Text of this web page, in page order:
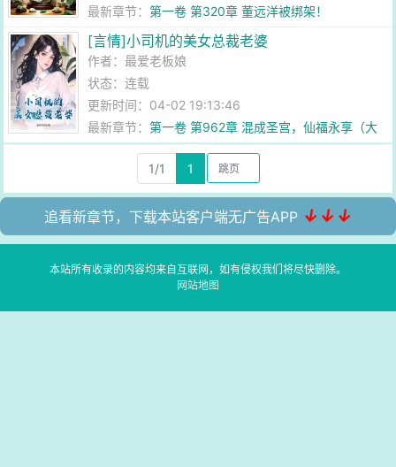
最新章节：第一卷 第320章 董远洋被绑架！
[言情]小司机的美女总裁老婆
作者：最爱老板娘
状态：连载
更新时间：04-02 19:13:46
最新章节：第一卷 第962章 混成圣宫，仙福永享（大
结局）
1/1
1
追看新章节，下载本站客户端无广告APP ↓↓↓
本站所有收录的内容均来自互联网，如有侵权我们将尽快删除。
网站地图